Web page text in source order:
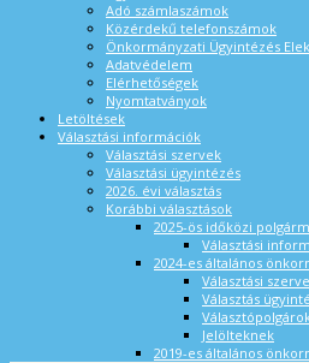
Adó számlaszámok
Közérdekű telefonszámok
Önkormányzati Ügyintézés
Adatvédelem
Elérhetőségek
Nyomtatványok
Letöltések
Választási információk
Választási szervek
Választási ügyintézés
2026. évi választás
Korábbi választások
2025-ös időközi
Választási
2024-es általános
Választási
Választás
Jelölteknek
2019-es általános